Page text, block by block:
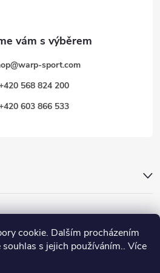
cookie. Dalším procházením
s jejich používáním.. Více
@warp-sport.com
568 824 200
603 866 533